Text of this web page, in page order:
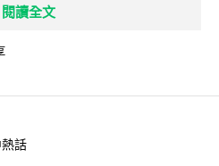
閱讀全文
話